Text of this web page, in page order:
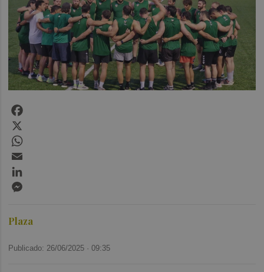
Plaza
Publicado: 26/06/2025 ·09:35